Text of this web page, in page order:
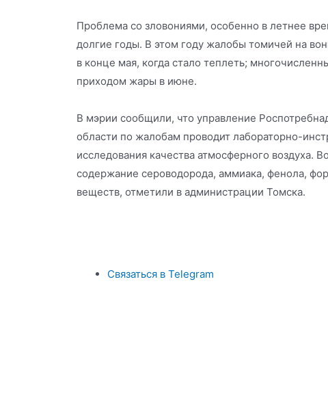
Проблема со зловониями, особенно в летнее
долгие годы. В этом году жалобы томичей на
в конце мая, когда стало теплеть;
приходом жары в июне.
В мэрии сообщили, что управление
области по жалобам проводит лабораторно-
исследования качества атмосферного воздуха.
содержание сероводорода, аммиака, фенола,
веществ, отметили в администрации Томска.
Связаться в Telegram